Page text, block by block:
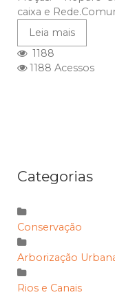
caixa e
Leia mais
1188
1188 Acessos
Categorias
Conservação
Arborização
Rios e Canais